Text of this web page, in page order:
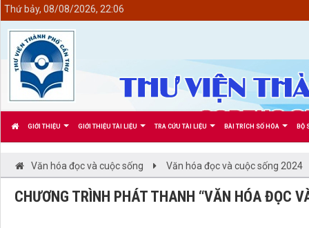
GIỚI THIỆU GIỚI THIỆU TÀI LIỆU TRA CỨU TÀI LIỆU BÀI TRÍCH SỐ HÓA BỘ
Thứ bảy, 08/08/2026, 22:06
Văn hóa đọc và cuộc sống Văn hóa đọc và cuộc sống 2024
CHƯƠNG TRÌNH PHÁT THANH “VĂN HÓA ĐỌC
<